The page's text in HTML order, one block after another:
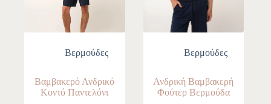
Βερμούδες
Βαμβακερό Ανδρικό
Κοντό Παντελόνι
Βερμούδες
Ανδρική Βαμβακερή
Φούτερ Βερμούδα